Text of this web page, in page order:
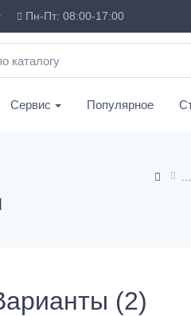
Пн-Пт: 08:00-17:00
Сервис Популярное
(2)